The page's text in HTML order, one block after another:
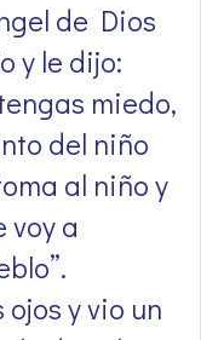
de Dios
y le dijo:
miedo,
del niño
al niño y
voy a
y vio un